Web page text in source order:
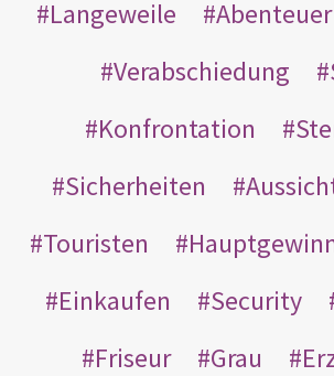
Langeweile
Abenteuer
Verabschiedung
Konfrontation
Sicherheiten
Touristen
Einkaufen
Security
Friseur
Grau